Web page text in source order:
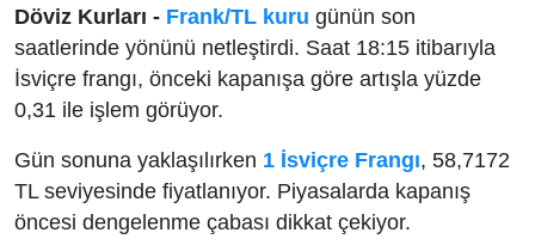
Döviz Kurları - Frank/TL kuru günün son
saatlerinde yönünü netleştirdi. Saat 18:15 itibarıyla
İsviçre frangı, önceki kapanışa göre artışla yüzde
0,31 ile işlem görüyor.
Gün sonuna yaklaşılırken 1 İsviçre Frangı, 58,7172
TL seviyesinde fiyatlanıyor. Piyasalarda kapanış
öncesi dengelenme çabası dikkat çekiyor.